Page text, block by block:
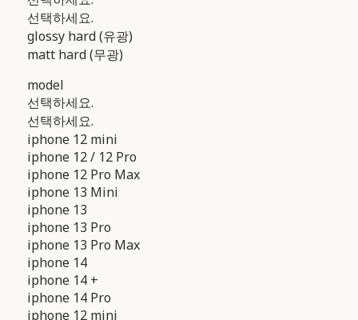
선택하세요.
glossy hard (유광)
matt hard (무광)
model
선택하세요.
선택하세요.
iphone 12 mini
iphone 12 / 12 Pro
iphone 12 Pro Max
iphone 13 Mini
iphone 13
iphone 13 Pro
iphone 13 Pro Max
iphone 14
iphone 14 +
iphone 14 Pro
iphone 12 mini